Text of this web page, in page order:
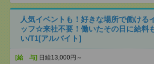
人気イベントも！好きな場所で働ける
ッフ☆来社不要！働いたその日に給料
い/T1[アルバイト]
[給 与] 日給13,000円～